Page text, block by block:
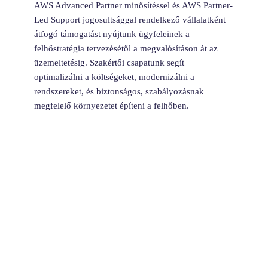
AWS Advanced Partner minősítéssel és AWS Partner-
Led Support jogosultsággal rendelkező vállalatként
átfogó támogatást nyújtunk ügyfeleinek a
felhőstratégia tervezésétől a megvalósításon át az
üzemeltetésig. Szakértői csapatunk segít
optimalizálni a költségeket, modernizálni a
rendszereket, és biztonságos, szabályozásnak
megfelelő környezetet építeni a felhőben.